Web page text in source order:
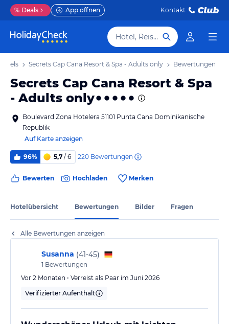
% Deals App öffnen Kontakt
Hotel, Reiseziel
Secrets Cap Cana Resort & Spa - Adults only Bewertungen
Secrets Cap Cana Resort & Spa
- Adults only
Boulevard Zona Hotelera 51101 Punta Cana Dominikanische
Republik
Auf Karte anzeigen
96% 5,7 / 6 220 Bewertungen
Bewerten Hochladen Merken
Hotelübersicht Bewertungen Bilder Fragen
Alle Bewertungen anzeigen
Susanna (41-45)
1 Bewertungen
Vor 2 Monaten • Verreist als Paar im Juni 2026
Verifizierter Aufenthalt